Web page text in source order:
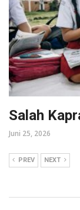
Salah
Juni 25, 2026
PREV NEXT